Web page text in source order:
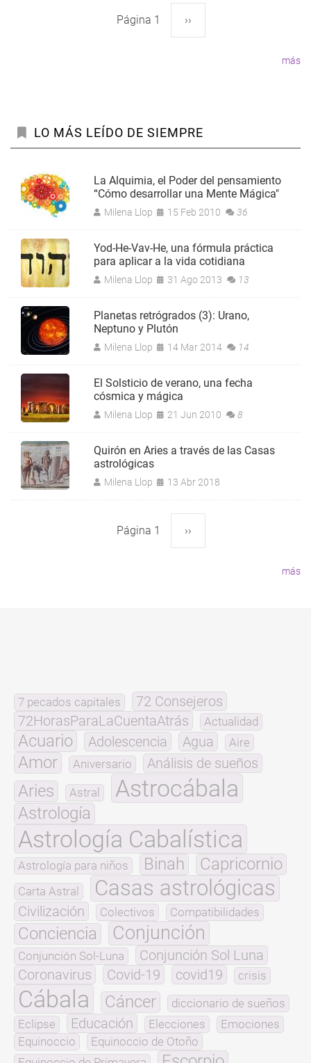
Página 1 Siguiente
››
más
LO MÁS LEÍDO DE SIEMPRE
La Alquimia, el Poder del pensamiento
“Cómo desarrollar una Mente Mágica"
Milena Llop 15 Feb 2010 36
Yod-He-Vav-He, una fórmula práctica
para aplicar a la vida cotidiana
Milena Llop 31 Ago 2013 13
Planetas retrógrados (3): Urano,
Neptuno y Plutón
Milena Llop 14 Mar 2014 14
El Solsticio de verano, una fecha
cósmica y mágica
Milena Llop 21 Jun 2010 8
Quirón en Aries a través de las Casas
astrológicas
Milena Llop 13 Abr 2018
Página 1 Siguiente
››
más
7 pecados capitales
72 Consejeros
72HorasParaLaCuentaAtrás
Actualidad
Acuario Adolescencia Agua Aire
Amor Aniversario Análisis de sueños
Aries Astral Astrocábala
Astrología
Astrología Cabalística
Astrología para niños Binah Capricornio
Carta Astral Casas astrológicas
Civilización Colectivos Compatibilidades
Conciencia Conjunción
Conjunción Sol-Luna
Conjunción Sol Luna
Coronavirus
Covid-19 covid19 crisis
Cábala Cáncer
diccionario de sueños
Eclipse
Educación Elecciones
Emociones
Equinoccio
Equinoccio de Otoño